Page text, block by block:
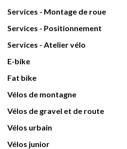
Services - Montage de roue
Services - Positionnement
Services - Atelier vélo
E-bike
Fat bike
Vélos de montagne
Vélos de gravel et de route
Vélos urbain
Vélos junior